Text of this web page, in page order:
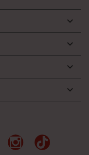




PinterestInstagramTikTok